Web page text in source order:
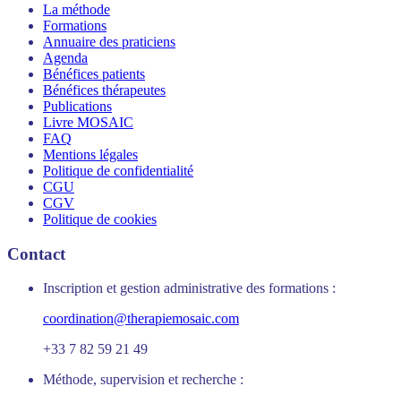
La méthode
Formations
Annuaire des praticiens
Agenda
Bénéfices patients
Bénéfices thérapeutes
Publications
Livre MOSAIC
FAQ
Mentions légales
Politique de confidentialité
CGU
CGV
Politique de cookies
Contact
Inscription et gestion administrative des formations :
coordination@therapiemosaic.com
+33 7 82 59 21 49
Méthode, supervision et recherche :